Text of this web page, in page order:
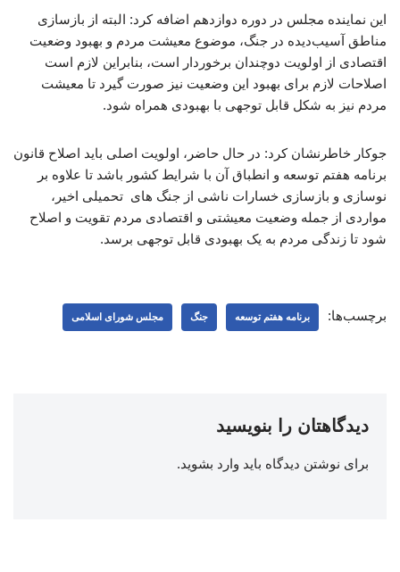
این نماینده مجلس در دوره دوازدهم اضافه کرد: البته از بازسازی
مناطق آسیب‌دیده در جنگ، موضوع معیشت مردم و بهبود وضعیت
اقتصادی از اولویت دوچندان برخوردار است، بنابراین لازم است
اصلاحات لازم برای بهبود این وضعیت نیز صورت گیرد تا معیشت
مردم نیز به شکل قابل توجهی با بهبودی همراه شود.
جوکار خاطرنشان کرد: در حال حاضر، اولویت اصلی باید اصلاح قانون
برنامه هفتم توسعه و انطباق آن با شرایط کشور باشد تا علاوه بر
نوسازی و بازسازی خسارات ناشی از جنگ های تحمیلی اخیر،
مواردی از جمله وضعیت معیشتی و اقتصادی مردم تقویت و اصلاح
شود تا زندگی مردم به یک بهبودی قابل توجهی برسد.
برچسب‌ها: برنامه هفتم توسعه جنگ مجلس شورای اسلامی
دیدگاهتان را بنویسید
برای نوشتن دیدگاه باید وارد بشوید.